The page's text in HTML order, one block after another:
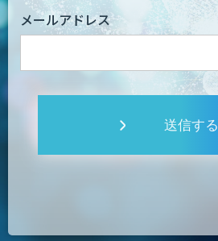
メールアドレス
送信する